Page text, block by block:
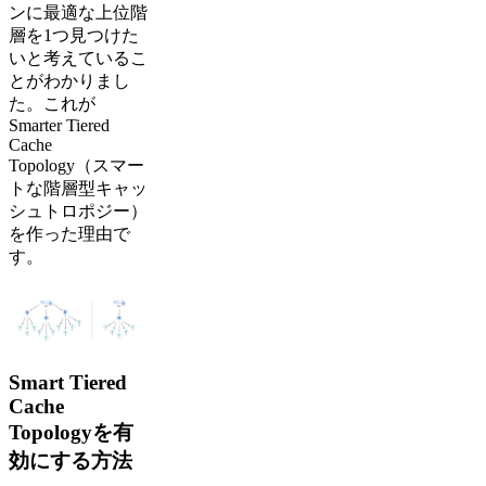
ンに最適な上位階
層を1つ見つけた
いと考えているこ
とがわかりまし
た。これが
Smarter Tiered
Cache
Topology（スマー
トな階層型キャッ
シュトロポジー）
を作った理由で
す。
Smart Tiered
Cache
Topologyを有
効にする方法